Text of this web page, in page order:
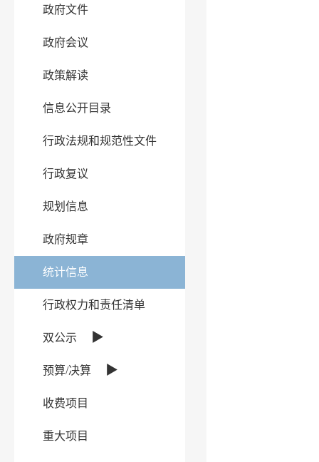
政府文件
政府会议
政策解读
信息公开目录
行政法规和规范性文件
行政复议
规划信息
政府规章
统计信息
行政权力和责任清单
双公示 ▶
预算/决算 ▶
收费项目
重大项目